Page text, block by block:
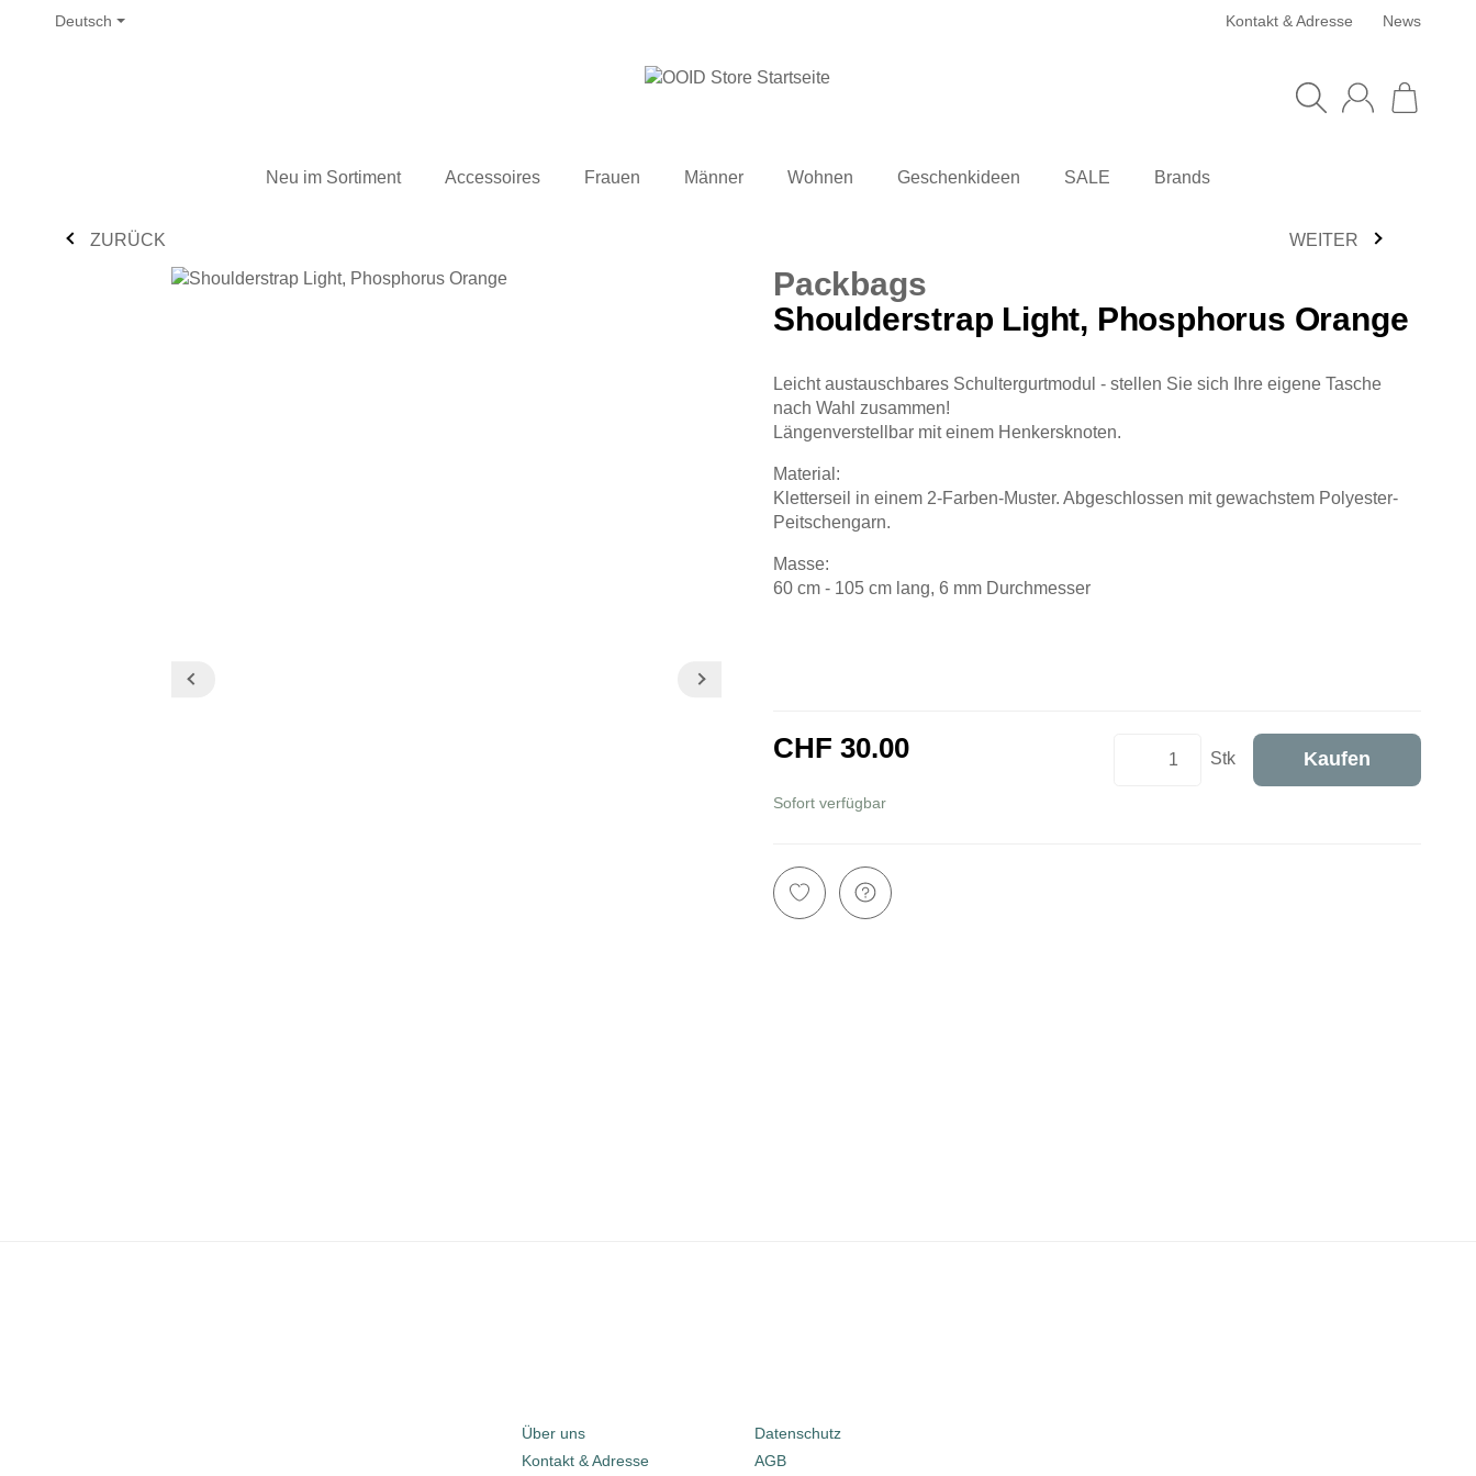
Deutsch Kontakt & Adresse News
Neu im Sortiment Accessoires Frauen Männer Wohnen Geschenkideen SALE Brands
ZURÜCK WEITER
Packbags
Shoulderstrap Light, Phosphorus Orange
Leicht austauschbares Schultergurtmodul - stellen Sie sich Ihre eigene Tasche
nach Wahl zusammen!
Längenverstellbar mit einem Henkersknoten.
Material:
Kletterseil in einem 2-Farben-Muster. Abgeschlossen mit gewachstem Polyester-
Peitschengarn.
Masse:
60 cm - 105 cm lang, 6 mm Durchmesser
CHF 30.00
Sofort verfügbar
Stk Kaufen
Über uns
Kontakt & Adresse
Datenschutz
AGB